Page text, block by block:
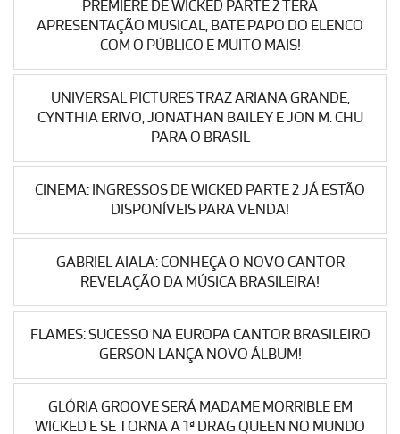
PREMIERE DE WICKED PARTE 2 TERÁ
APRESENTAÇÃO MUSICAL, BATE PAPO DO ELENCO
COM O PÚBLICO E MUITO MAIS!
UNIVERSAL PICTURES TRAZ ARIANA GRANDE,
CYNTHIA ERIVO, JONATHAN BAILEY E JON M. CHU
PARA O BRASIL
CINEMA: INGRESSOS DE WICKED PARTE 2 JÁ ESTÃO
DISPONÍVEIS PARA VENDA!
GABRIEL AIALA: CONHEÇA O NOVO CANTOR
REVELAÇÃO DA MÚSICA BRASILEIRA!
FLAMES: SUCESSO NA EUROPA CANTOR BRASILEIRO
GERSON LANÇA NOVO ÁLBUM!
GLÓRIA GROOVE SERÁ MADAME MORRIBLE EM
WICKED E SE TORNA A 1ª DRAG QUEEN NO MUNDO